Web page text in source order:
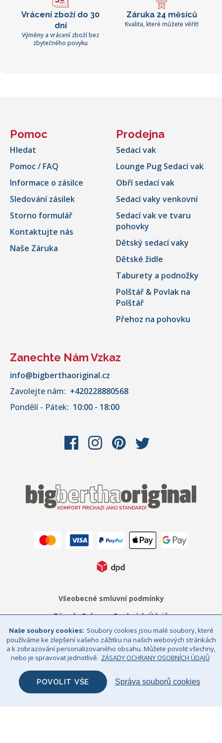
Vrácení zboží do 30
dní
Výměny a vrácení zboží bez
zbytečného povyku
Záruka 24 měsíců
Kvalita, které můžete věřit!
Pomoc
Hledat
Pomoc / FAQ
Informace o zásilce
Sledování zásilek
Storno formulář
Kontaktujte nás
Naše Záruka
Prodejna
Sedací vak
Lounge Pug Sedací vak
Obří sedací vak
Sedací vaky venkovní
Sedací vak ve tvaru
pohovky
Dětský sedací vaky
Dětské židle
Taburety a podnožky
Polštář & Povlak na
Polštář
Přehoz na pohovku
Zanechte Nám Vzkaz
info@bigberthaoriginal.cz
Zavolejte nám: +420228880568
Pondělí - Pátek: 10:00 - 18:00
Všeobecné smluvní podmínky
Zásady Ochrany Osobních Údajů
Právní upozornění
Sitemap
© Big Bertha Original 2026
GHS Retail Ltd / Registrace k DPH: CZ 685352911
Naše soubory cookies
Soubory cookies jsou malé soubory, které
používáme ke zlepšení vašeho zážitku na našich webových stránkách
a k zobrazování personalizovaného obsahu. Můžete povolit všechny,
nebo je spravovat jednotlivě. ZÁSADY OCHRANY OSOBNÍCH ÚDAJŮ
POVOLIT VŠE Správa souborů cookies